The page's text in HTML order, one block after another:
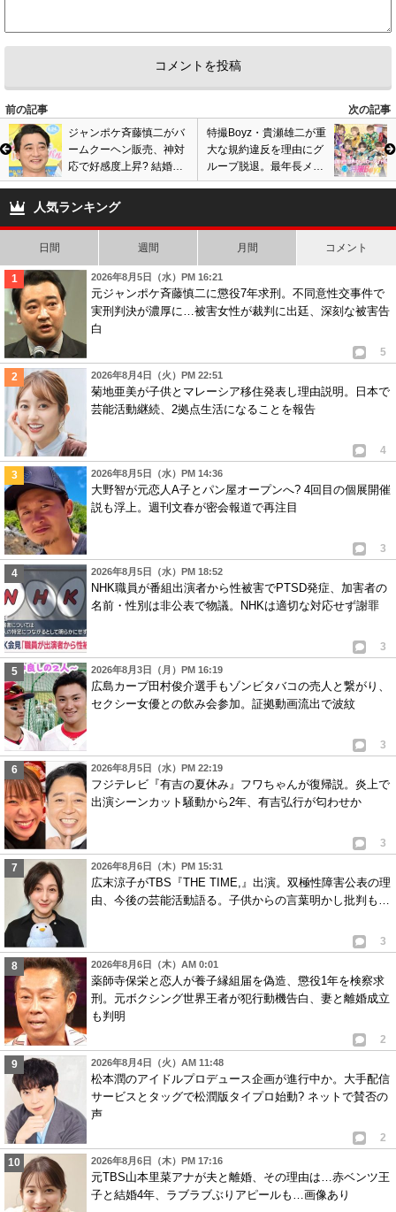
前の記事
次の記事
ジャンポケ斉藤慎二がバ
ームクーヘン販売、神対
応で好感度上昇? 結婚の
お祝いメッセージ動画撮
影にも応じ…
特撮Boyz・貴瀬雄二が重
大な規約違反を理由にグ
ループ脱退。最年長メン
バーがファンの信頼損な
人気ランキング
日間 週間 月間 コメント
2026年8月5日（水）PM 16:21
元ジャンポケ斉藤慎二に懲役7年求刑。不同意性交事件で
実刑判決が濃厚に…被害女性が裁判に出廷、深刻な被害告
白
5
2026年8月4日（火）PM 22:51
菊地亜美が子供とマレーシア移住発表し理由説明。日本で
芸能活動継続、2拠点生活になることを報告
4
2026年8月5日（水）PM 14:36
大野智が元恋人A子とパン屋オープンへ? 4回目の個展開催
説も浮上。週刊文春が密会報道で再注目
3
2026年8月5日（水）PM 18:52
NHK職員が番組出演者から性被害でPTSD発症、加害者の
名前・性別は非公表で物議。NHKは適切な対応せず謝罪
3
2026年8月3日（月）PM 16:19
広島カープ田村俊介選手もゾンビタバコの売人と繋がり、
セクシー女優との飲み会参加。証拠動画流出で波紋
3
2026年8月5日（水）PM 22:19
フジテレビ『有吉の夏休み』フワちゃんが復帰説。炎上で
出演シーンカット騒動から2年、有吉弘行が匂わせか
3
2026年8月6日（木）PM 15:31
広末涼子がTBS『THE TIME,』出演。双極性障害公表の理
由、今後の芸能活動語る。子供からの言葉明かし批判も…
3
2026年8月6日（木）AM 0:01
薬師寺保栄と恋人が養子縁組届を偽造、懲役1年を検察求
刑。元ボクシング世界王者が犯行動機告白、妻と離婚成立
も判明
2
2026年8月4日（火）AM 11:48
松本潤のアイドルプロデュース企画が進行中か。大手配信
サービスとタッグで松潤版タイプロ始動? ネットで賛否の
声
2
2026年8月6日（木）PM 17:16
元TBS山本里菜アナが夫と離婚、その理由は…赤ベンツ王
子と結婚4年、ラブラブぶりアピールも…画像あり